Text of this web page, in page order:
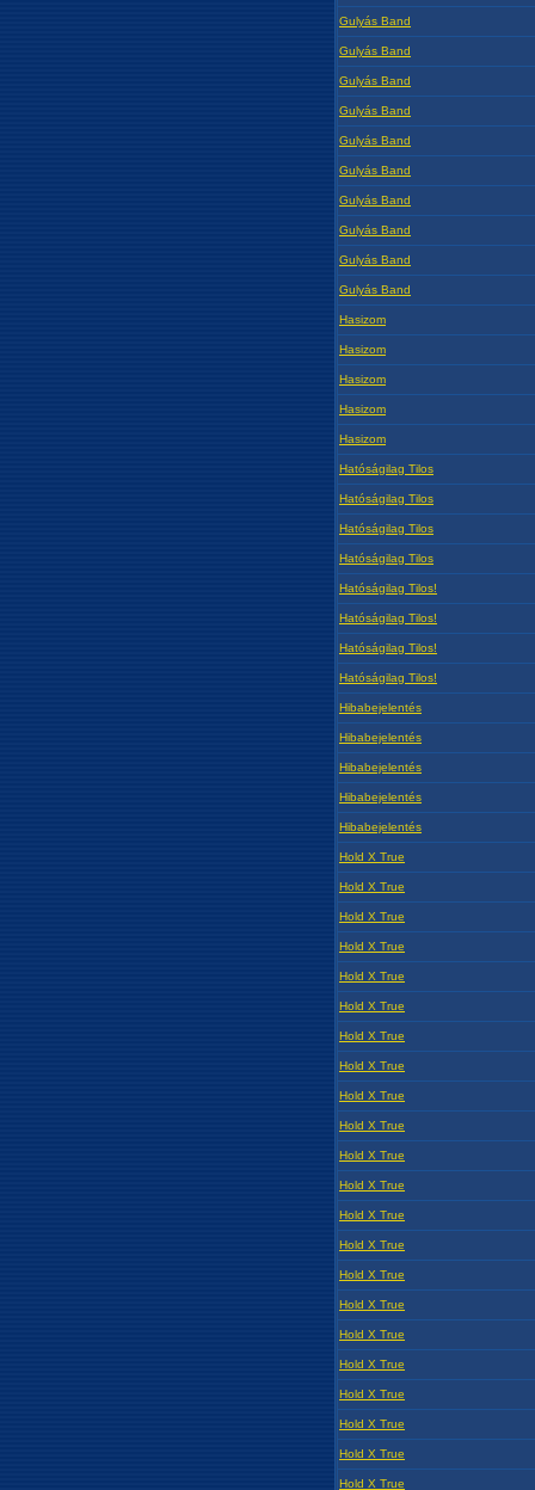
Gulyás Band
Gulyás Band
Gulyás Band
Gulyás Band
Gulyás Band
Gulyás Band
Gulyás Band
Gulyás Band
Gulyás Band
Gulyás Band
Hasizom
Hasizom
Hasizom
Hasizom
Hasizom
Hatóságilag Tilos
Hatóságilag Tilos
Hatóságilag Tilos
Hatóságilag Tilos
Hatóságilag Tilos!
Hatóságilag Tilos!
Hatóságilag Tilos!
Hatóságilag Tilos!
Hibabejelentés
Hibabejelentés
Hibabejelentés
Hibabejelentés
Hibabejelentés
Hold X True
Hold X True
Hold X True
Hold X True
Hold X True
Hold X True
Hold X True
Hold X True
Hold X True
Hold X True
Hold X True
Hold X True
Hold X True
Hold X True
Hold X True
Hold X True
Hold X True
Hold X True
Hold X True
Hold X True
Hold X True
Hold X True